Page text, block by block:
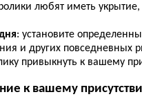
любят иметь укрытие,
: установите
и других повседневных
привыкнуть к вашему
к вашему